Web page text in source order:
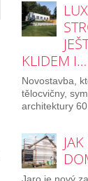
KLIDEM I…
Novostavba,
tělocvičny,
architektury 60.